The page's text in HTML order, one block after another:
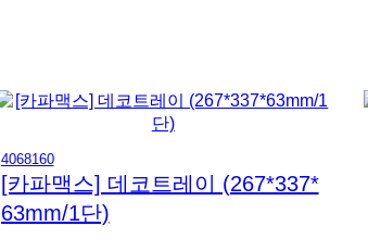
4068160
[카파맥스] 데코트레이 (267*337*
63mm/1단)